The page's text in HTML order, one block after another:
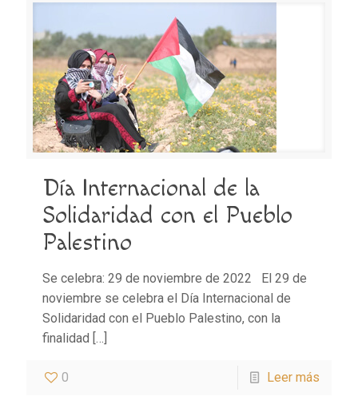
Día Internacional de la
Solidaridad con el Pueblo
Palestino
Se celebra: 29 de noviembre de 2022 El 29 de
noviembre se celebra el Día Internacional de
Solidaridad con el Pueblo Palestino, con la
finalidad […]
0 Leer más